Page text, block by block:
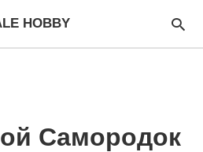
HOBBY
Самородок